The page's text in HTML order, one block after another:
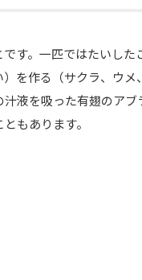
す。一匹ではたいし
を作る（サクラ、ウ
液を吸った有翅のア
もあります。